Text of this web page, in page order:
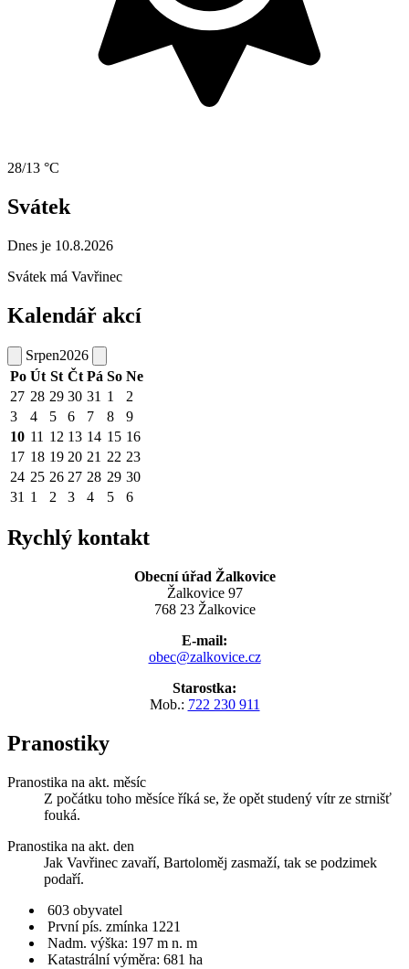
28/13 °C
Svátek
Dnes je 10.8.2026
Svátek má Vavřinec
Kalendář akcí
Srpen2026
Po Út St Čt Pá So Ne
27 28 29 30 31 1
2
3
4 5 6 7 8
9
10 11 12 13 14 15 16
17 18 19 20 21 22 23
24 25 26 27 28 29 30
31 1 2 3 4 5 6
Rychlý kontakt
Obecní úřad Žalkovice
Žalkovice 97
768 23 Žalkovice
E-mail:
obec@zalkovice.cz
Starostka:
Mob.: 722 230 911
Pranostiky
Pranostika na akt. měsíc
Z počátku toho měsíce říká se, že opět studený vítr ze strnišť
fouká.
Pranostika na akt. den
Jak Vavřinec zavaří, Bartoloměj zasmaží, tak se podzimek
podaří.
603 obyvatel
První pís. zmínka 1221
Nadm. výška: 197 m n. m
Katastrální výměra: 681 ha